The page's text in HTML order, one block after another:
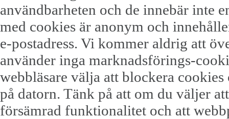
användbarheten och de innebär inte
med cookies är anonym och
e-postadress. Vi kommer aldrig att
använder inga marknadsförings-
webbläsare välja att blockera
på datorn. Tänk på att om du väljer
försämrad funktionalitet och att